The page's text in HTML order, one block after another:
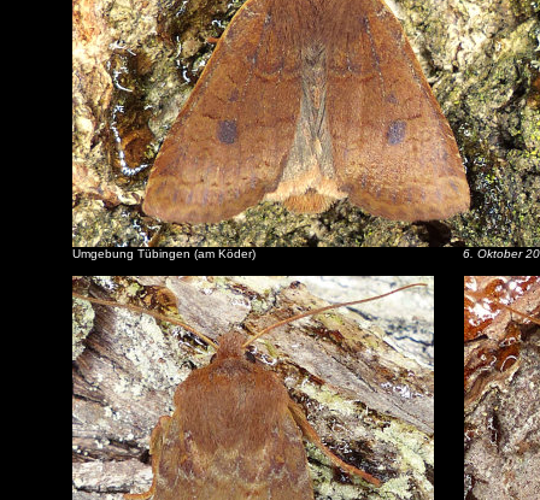
Umgebung Tübingen (am Köder) 6. Oktober